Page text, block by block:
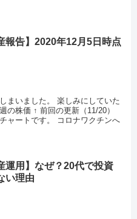
報告】2020年12月5日時点
まいました。 楽しみにしていた
の株価 ↑ 前回の更新（11/20）
ャートです。 コロナワクチンへ
運用】なぜ？20代で投資
い理由